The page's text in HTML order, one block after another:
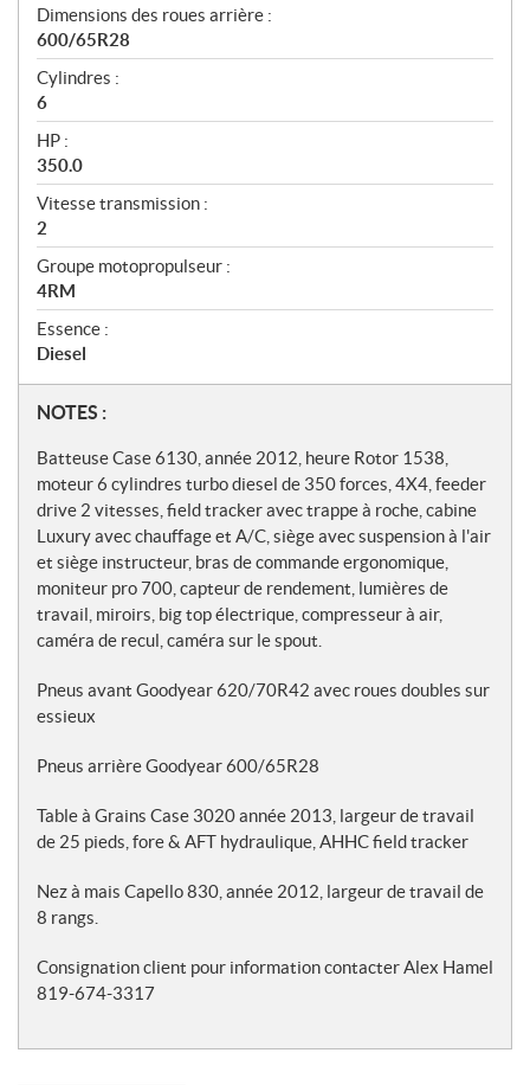
Dimensions des roues arrière :
600/65R28
Cylindres :
6
HP :
350.0
Vitesse transmission :
2
Groupe motopropulseur :
4RM
Essence :
Diesel
N
o
t
e
s
NOTES :
Batteuse Case 6130, année 2012, heure Rotor 1538,
moteur 6 cylindres turbo diesel de 350 forces, 4X4, feeder
drive 2 vitesses, field tracker avec trappe à roche, cabine
Luxury avec chauffage et A/C, siège avec suspension à l'air
et siège instructeur, bras de commande ergonomique,
moniteur pro 700, capteur de rendement, lumières de
travail, miroirs, big top électrique, compresseur à air,
caméra de recul, caméra sur le spout.
Pneus avant Goodyear 620/70R42 avec roues doubles sur
essieux
Pneus arrière Goodyear 600/65R28
Table à Grains Case 3020 année 2013, largeur de travail
de 25 pieds, fore & AFT hydraulique, AHHC field tracker
Nez à mais Capello 830, année 2012, largeur de travail de
8 rangs.
Consignation client pour information contacter Alex Hamel
819-674-3317